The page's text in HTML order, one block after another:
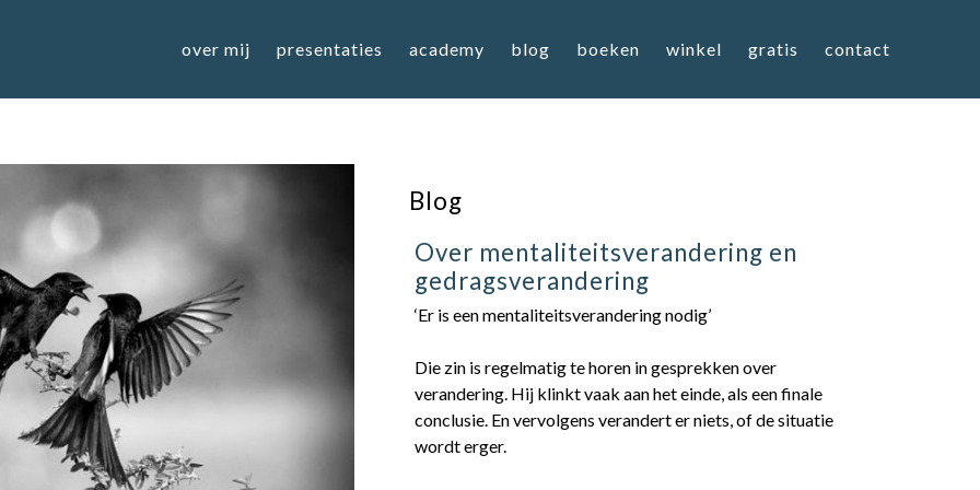
over mij presentaties academy blog boeken winkel gratis contact
Blog
Over mentaliteitsverandering en
gedragsverandering
‘Er is een mentaliteitsverandering nodig’
Die zin is regelmatig te horen in gesprekken over
verandering. Hij klinkt vaak aan het einde, als een finale
conclusie. En vervolgens verandert er niets, of de situatie
wordt erger.